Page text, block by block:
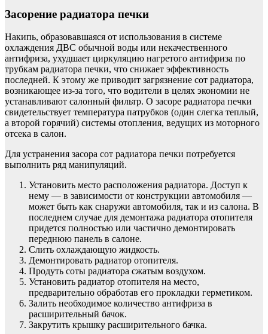
Засорение радиатора печки
Накипь, образовавшаяся от использования в системе
охлаждения ДВС обычной воды или некачественного
антифриза, ухудшает циркуляцию нагретого антифриза по
трубкам радиатора печки, что снижает эффективность
последней. К этому же приводит загрязнение сот радиатора,
возникающее из-за того, что водители в целях экономии не
устанавливают салонный фильтр. О засоре радиатора печки
свидетельствует температура патрубков (один слегка теплый,
а второй горячий) системы отопления, ведущих из моторного
отсека в салон.
Для устранения засора сот радиатора печки потребуется
выполнить ряд манипуляций.
Установить место расположения радиатора. Доступ к
нему — в зависимости от конструкции автомобиля —
может быть как снаружи автомобиля, так и из салона. В
последнем случае для демонтажа радиатора отопителя
придется полностью или частично демонтировать
переднюю панель в салоне.
Слить охлаждающую жидкость.
Демонтировать радиатор отопителя.
Продуть соты радиатора сжатым воздухом.
Установить радиатор отопителя на место,
предварительно обработав его прокладки герметиком.
Залить необходимое количество антифриза в
расширительный бачок.
Закрутить крышку расширительного бачка.